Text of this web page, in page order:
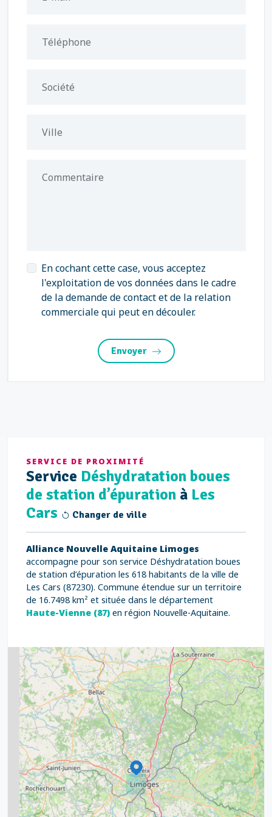
Téléphone
Société
Ville
Commentaire
En cochant cette case, vous acceptez
l'exploitation de vos données dans le cadre
de la demande de contact et de la relation
commerciale qui peut en découler.
Envoyer
SERVICE DE PROXIMITÉ
Service Déshydratation boues
de station d’épuration à Les
Cars
Changer de ville
Alliance Nouvelle Aquitaine Limoges
accompagne pour son service Déshydratation boues
de station d’épuration les 618 habitants de la ville de
Les Cars (87230). Commune étendue sur un territoire
de 16.7498 km² et située dans le département
Haute-Vienne (87) en région Nouvelle-Aquitaine.
2
7
6
20
2
9
8
5
11
15
7